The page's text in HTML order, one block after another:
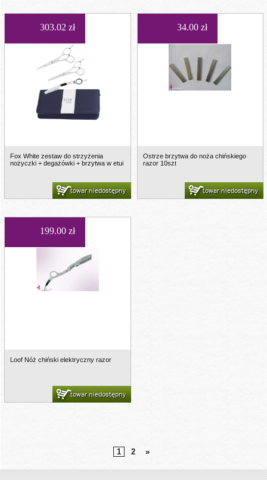
303.02 zł
Fox White zestaw do strzyżenia
nożyczki + degażówki + brzytwa w etui
towar niedostępny
34.00 zł
Ostrze brzytwa do noża chińskiego
razor 10szt
towar niedostępny
199.00 zł
Loof Nóż chiński elektryczny razor
towar niedostępny
1 2 »